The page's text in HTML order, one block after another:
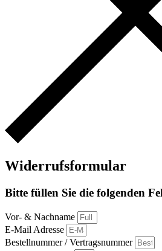
Widerrufsformular
Bitte füllen Sie die folgenden
Vor- & Nachname
E-Mail Adresse
Bestellnummer / Vertragsnummer